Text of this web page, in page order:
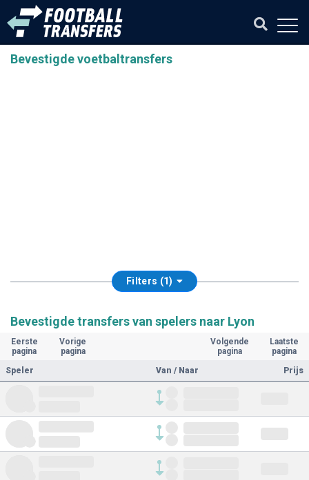
Bevestigde voetbaltransfers
Filters (1)
Bevestigde transfers van spelers naar Lyon
Eerste
pagina
Vorige
pagina
Volgende
pagina
Laatste
pagina
Speler
Van / Naar Prijs